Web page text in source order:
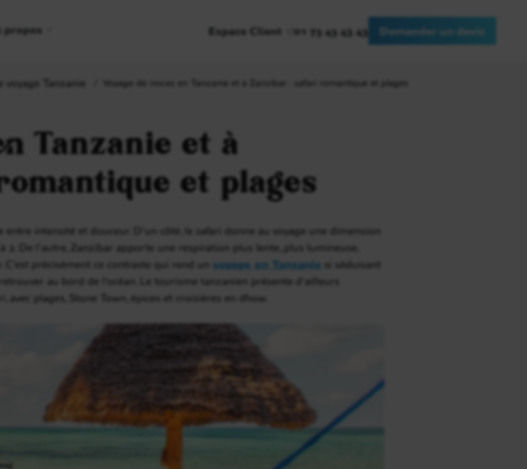
propos Espace Client 01 73 43 43 43 Demander un devis
voyage Tanzanie Voyage de noces en Tanzanie et à Zanzibar : safari romantique et plages
Tanzanie et à
et plages
intensité et douceur. D’un côté, le safari donne au voyage une dimension
2. De l’autre, Zanzibar apporte une respiration plus lente, plus lumineuse,
précisément ce contraste qui rend un voyage en Tanzanie si séduisant
au bord de l’océan. Le tourisme tanzanien présente d’ailleurs
plages, Stone Town, épices et croisières en dhow.